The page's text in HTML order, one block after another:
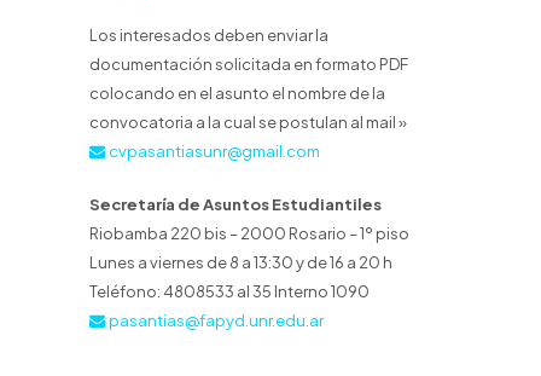
Los interesados deben enviar la
documentación solicitada en formato PDF
colocando en el asunto el nombre de la
convocatoria a la cual se postulan al mail »
cvpasantiasunr@gmail.com
Secretaría de Asuntos Estudiantiles
Riobamba 220 bis – 2000 Rosario – 1º piso
Lunes a viernes de 8 a 13:30 y de 16 a 20 h
Teléfono: 4808533 al 35 Interno 1090
pasantias@fapyd.unr.edu.ar